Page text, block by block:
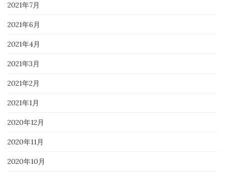
2021年7月
2021年6月
2021年4月
2021年3月
2021年2月
2021年1月
2020年12月
2020年11月
2020年10月